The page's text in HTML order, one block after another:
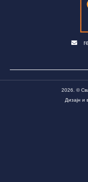
2026. ©
Дизајн и